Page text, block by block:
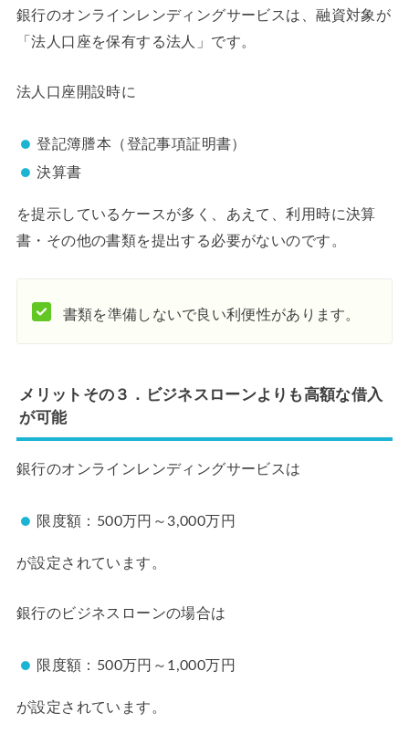
銀行のオンラインレンディングサービスは、融資対象が
「法人口座を保有する法人」です。
法人口座開設時に
登記簿謄本（登記事項証明書）
決算書
を提示しているケースが多く、あえて、利用時に決算
書・その他の書類を提出する必要がないのです。
書類を準備しないで良い利便性があります。
メリットその３．ビジネスローンよりも高額な借入
が可能
銀行のオンラインレンディングサービスは
限度額：500万円～3,000万円
が設定されています。
銀行のビジネスローンの場合は
限度額：500万円～1,000万円
が設定されています。